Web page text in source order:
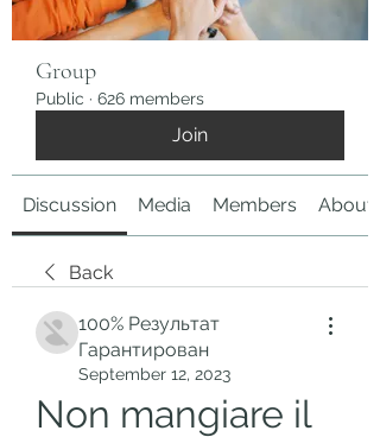
Group
Public · 626 members
Join
Discussion Media Members About
Back
100% Результат
Гарантирован
September 12, 2023
Non mangiare il